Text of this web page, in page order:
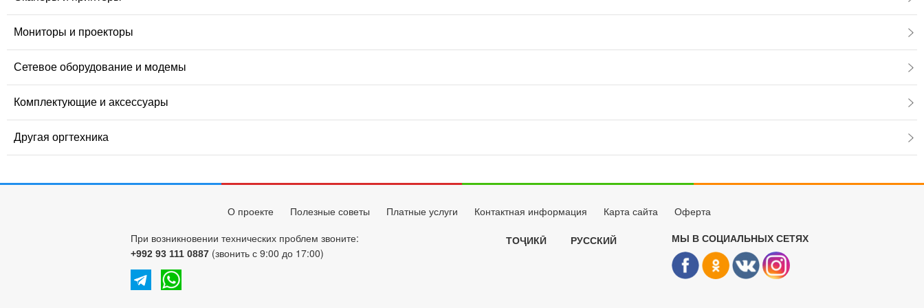
Мониторы и проекторы
Сетевое оборудование и модемы
Комплектующие и аксессуары
Другая оргтехника
О проекте Полезные советы Платные услуги Контактная информация Карта сайта Оферта
При возникновении технических проблем звоните:
+992 93 111 0887 (звонить с 9:00 до 17:00)
ТОҶИКӢ РУССКИЙ МЫ В СОЦИАЛЬНЫХ СЕТЯХ